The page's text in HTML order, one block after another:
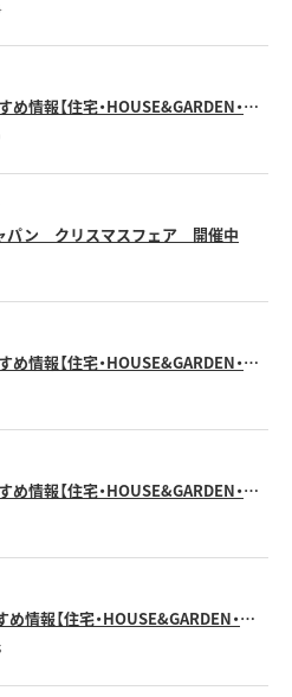
12月のおすすめ情報【住宅・HOUSE&GARDEN・クロワッサンの店】
パン クリスマスフェア 開催中
11月のおすすめ情報【住宅・HOUSE&GARDEN・クロワッサンの店】
10月のおすすめ情報【住宅・HOUSE&GARDEN・クロワッサンの店】
９月のおすすめ情報【住宅・HOUSE&GARDEN・クロワッサンの店】